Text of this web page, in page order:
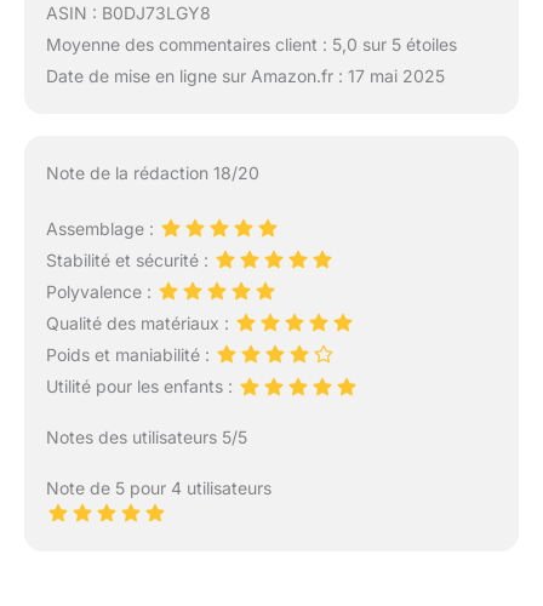
ASIN : B0DJ73LGY8
Moyenne des commentaires client : 5,0 sur 5 étoiles
Date de mise en ligne sur Amazon.fr : 17 mai 2025
Note de la rédaction 18/20
Assemblage :
Stabilité et sécurité :
Polyvalence :
Qualité des matériaux :
Poids et maniabilité :
Utilité pour les enfants :
Notes des utilisateurs 5/5
Note de 5 pour 4 utilisateurs